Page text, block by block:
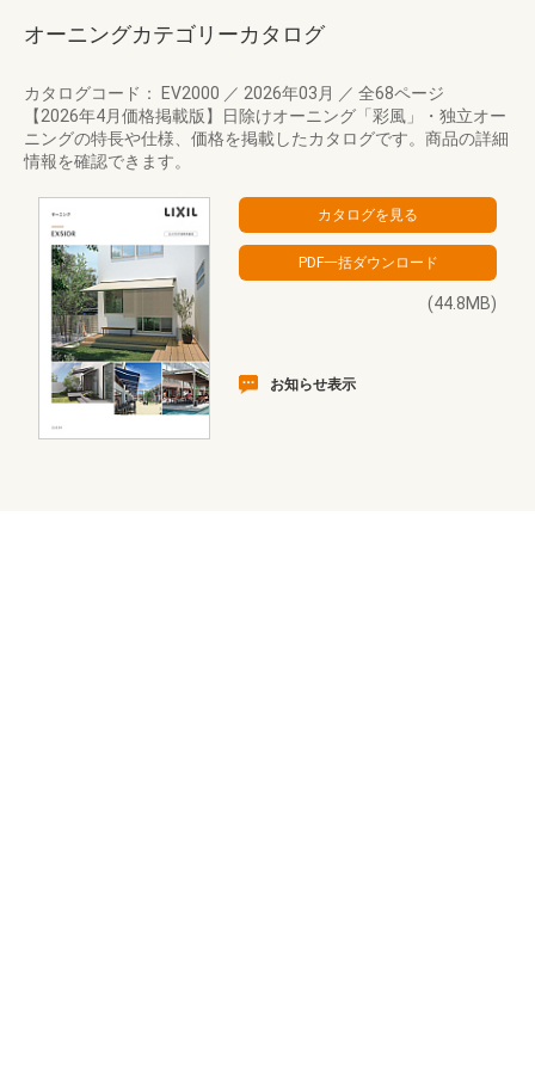
オーニングカテゴリーカタログ
カタログコード： EV2000 ／ 2026年03月 ／ 全68ページ
【2026年4月価格掲載版】日除けオーニング「彩風」・独立オー
ニングの特長や仕様、価格を掲載したカタログです。商品の詳細
情報を確認できます。
(44.8MB)
お知らせ表示